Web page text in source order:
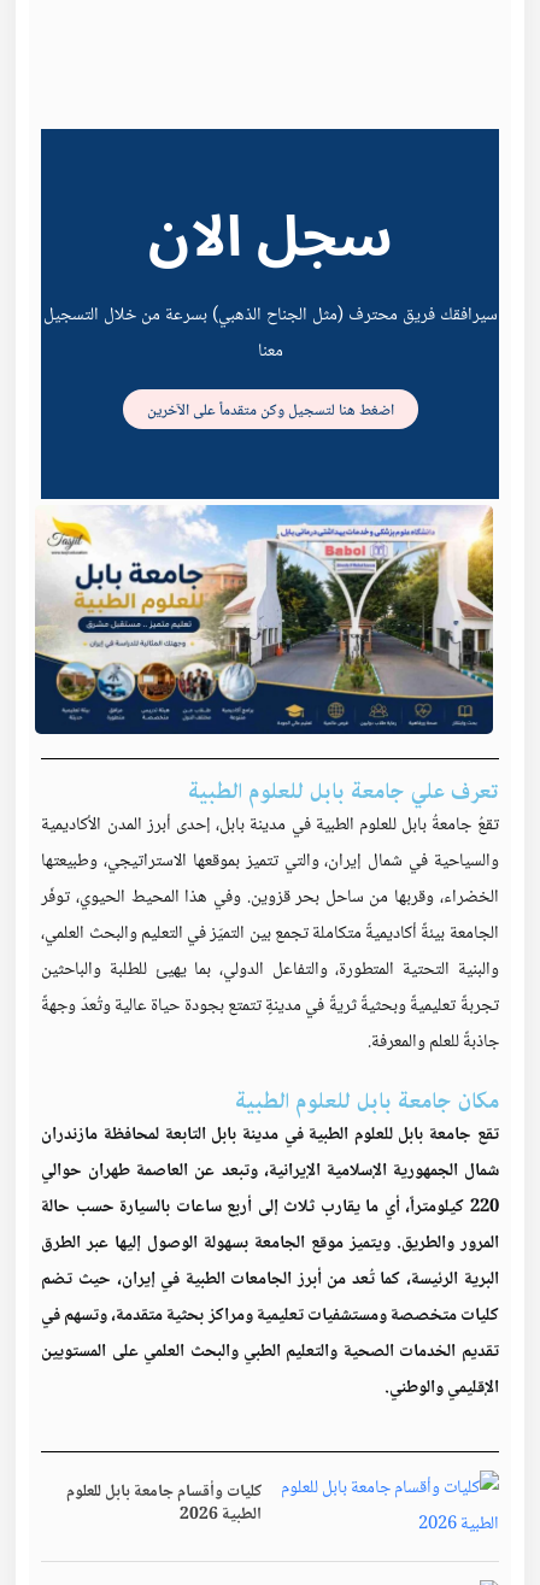
سجل الان
سيرافقك فريق محترف (مثل الجناح الذهبي) بسرعة من خلال التسجيل
معنا
اضغط هنا لتسجيل وكن متقدماً على الآخرين
تعرف علي جامعة بابل للعلوم الطبية
تقعُ جامعةُ بابل للعلوم الطبية في مدينة بابل، إحدى أبرز المدن الأكاديمية
والسياحية في شمال إيران، والتي تتميز بموقعها الاستراتيجي، وطبيعتها
الخضراء، وقربها من ساحل بحر قزوين. وفي هذا المحيط الحيوي، توفّر
الجامعة بيئةً أكاديميةً متكاملة تجمع بين التميّز في التعليم والبحث العلمي،
والبنية التحتية المتطورة، والتفاعل الدولي، بما يهيئ للطلبة والباحثين
تجربةً تعليميةً وبحثيةً ثريةً في مدينةٍ تتمتع بجودة حياة عالية وتُعدّ وجهةً
جاذبةً للعلم والمعرفة.
مكان جامعة بابل للعلوم الطبية
تقع جامعة بابل للعلوم الطبية في مدينة بابل التابعة لمحافظة مازندران
شمال الجمهورية الإسلامية الإيرانية، وتبعد عن العاصمة طهران حوالي
220 كيلومتراً، أي ما يقارب ثلاث إلى أربع ساعات بالسيارة حسب حالة
المرور والطريق. ويتميز موقع الجامعة بسهولة الوصول إليها عبر الطرق
البرية الرئيسة، كما تُعد من أبرز الجامعات الطبية في إيران، حيث تضم
كليات متخصصة ومستشفيات تعليمية ومراكز بحثية متقدمة، وتسهم في
تقديم الخدمات الصحية والتعليم الطبي والبحث العلمي على المستويين
الإقليمي والوطني.
كليات وأقسام جامعة بابل للعلوم
الطبية 2026